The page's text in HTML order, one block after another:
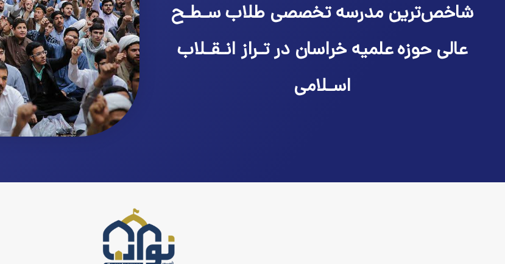
شاخص‌ترین مدرسه تخصصی طلاب سـطـح
عالی حوزه علمیه خراسان در تـراز انـقـلاب
اسـلامی